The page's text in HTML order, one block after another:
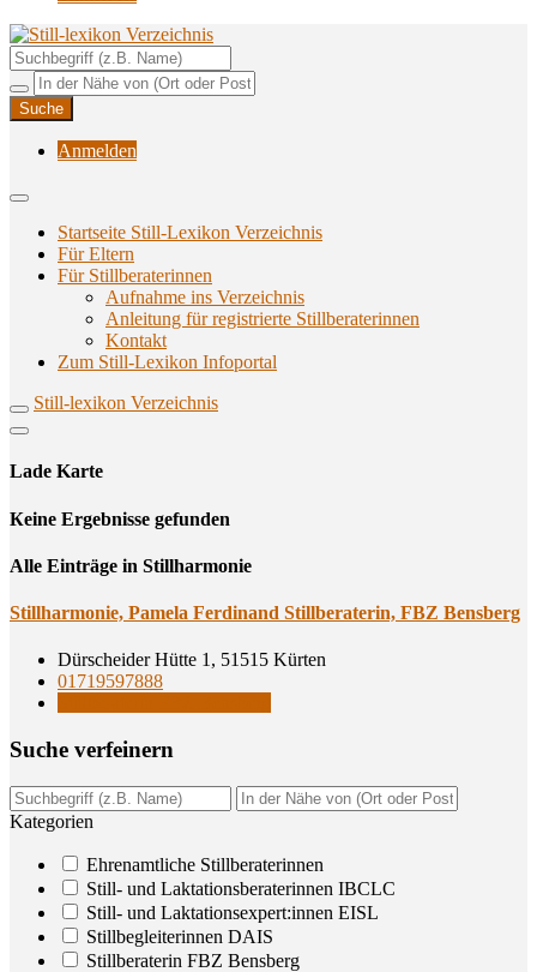
Still-lexikon Verzeichnis
Unterstützungsangebote rund ums Stillen
Anmelden
Startseite Still-Lexikon Verzeichnis
Für Eltern
Für Stillberaterinnen
Aufnahme ins Verzeichnis
Anlei­tung für regis­trier­te Stillberaterinnen
Kon­takt
Zum Still-Lexikon Infoportal
Still-lexikon Verzeichnis
Lade Karte
Кeine Ergebnisse gefunden
Alle Einträge in Stillharmonie
Still­har­mo­nie, Pame­la Fer­di­nand Still­be­ra­te­rin, FBZ Bensberg
Dürscheider Hütte 1, 51515 Kürten
01719597888
Suche ver­fei­nern
Kategorien
Ehrenamtliche Stillberaterinnen
Still- und Laktationsberaterinnen IBCLC
Still- und Laktationsexpert:innen EISL
Stillbegleiterinnen DAIS
Stillberaterin FBZ Bensberg